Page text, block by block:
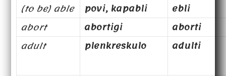
(to be) able
povi, kapabli
ebli
abort
abortigi
aborti
adult
plenkreskulo adulti